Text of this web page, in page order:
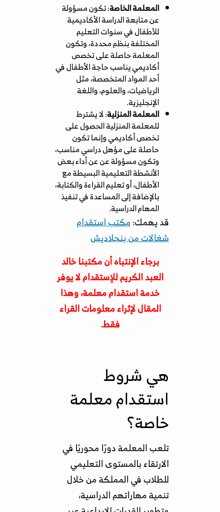
المعلمة الخاصة: تكون مسؤولة
عن متابعة الدراسة الأكاديمية
للأطفال في سنوات التعليم
المختلفة بنظم محددة، وتكون
المعلمة حاصلة على تخصص
أكاديمي يناسب حاجة الأطفال في
أحد المواد المتخصصة، مثل
الرياضيات، والعلوم، واللغة
الإنجليزية.
المعلمة المنزلية: لا يشترط
للمعلمة المنزلية الحصول على
تخصص أكاديمي وإنما تكون
حاصلة على مؤهل دراسي مناسب،
وتكون مسؤولة عن عن أداء بعض
الأنشطة التعليمية البسيطة مع
الأطفال، أو تعليم القراءة والكتابة،
بالإضافة إلى المساعدة في تنفيذ
المهام الدراسية.
قد يهمك:مكتب استقدام
شغالات من بنجلاديش
برجاء الإنتباه أن مكتبنا خالد
العبد الكريم للإستقدام لا يوفر
خدمة استقدام معلمة، وهذا
المقال لإثراء معلومات القراء
فقط.
هي شروط
استقدام معلمة
خاصة؟
تلعب المعلمة دورًا محوريًا في
الارتقاء بالمستوى التعليمي
للطلاب في المملكة من خلال
تنمية مهاراتهم الدراسية،